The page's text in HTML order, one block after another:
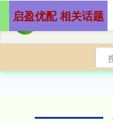
启盈优配 相关话题